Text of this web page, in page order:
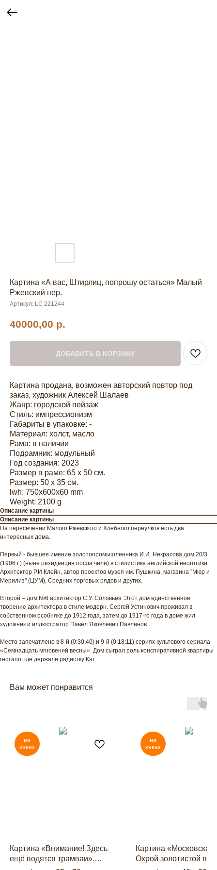
Картина «А вас, Штирлиц, попрошу остаться» Малый
Ржевский пер.
Артикул: LC 221244
40000,00 р.
ДОБАВИТЬ В КОРЗИНУ
Картина продана, возможен авторский повтор под
заказ, художник Алексей Шалаев
Жанр: городской пейзаж
Стиль: импрессионизм
Габариты в упаковке: -
Материал: холст, масло
Рама: в наличии
Подрамник: модульный
Год создания: 2023
Размер в раме: 65 х 50 см.
Размер: 50 х 35 см.
lwh: 750x600x60 mm
Weight: 2100 g
Описание картины
Описание картины
На пересечении Малого Ржевского и Хлебного переулков есть два
интересных дома.
Первый - бывшее имение золотопромышленника И.И. Некрасова дом 20/3
(1906 г.) (ныне резиденция посла чили) в стилистике английской неоготики.
Архитектор Р.И.Клейн, автор проектов музея им. Пушкина, магазина "Мюр и
Мерилиз" (ЦУМ), Средних торговых рядов и других.
Второй – дом №6 архитектор С.У. Соловьёв. Этот дом единственное
творение архитектора в стиле модерн. Сергей Устинович проживал в
собственном особняке до 1912 года, затем до 1917-го года в доме жил
художник и иллюстратор Павел Яковлевич Павлинов.
Место запечатлено в 8-й (0:30:40) и 9-й (0:18:11) сериях культового сериала
«Семнадцать мгновений весны». Дом сыграл роль конспиративной квартиры
гестапо, где держали радистку Кэт.
Вам может понравится
на
заказ
Картина «Внимание! Здесь
ещё водятся трамваи».
на
заказ
Картина «Московская
Охрой золотистой